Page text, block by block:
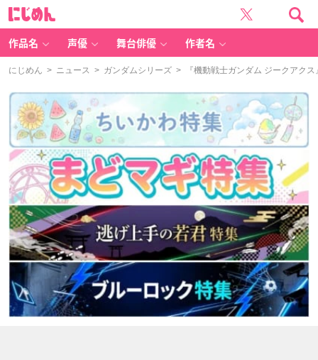
作品名 声優 舞台俳優 作者名
にじめん > ニュース > ガンダムシリーズ > 『機動戦士ガンダム ジークアク